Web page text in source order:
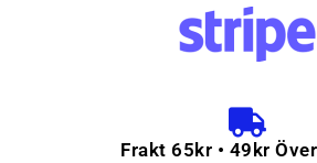
Frakt 65kr • 49kr